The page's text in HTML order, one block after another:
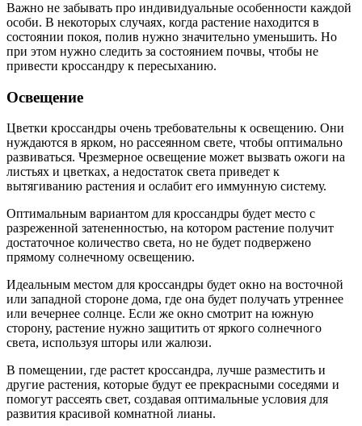
Важно не забывать про индивидуальные особенности каждой
особи. В некоторых случаях, когда растение находится в
состоянии покоя, полив нужно значительно уменьшить. Но
при этом нужно следить за состоянием почвы, чтобы не
привести кроссандру к пересыханию.
Освещение
Цветки кроссандры очень требовательны к освещению. Они
нуждаются в ярком, но рассеянном свете, чтобы оптимально
развиваться. Чрезмерное освещение может вызвать ожоги на
листьях и цветках, а недостаток света приведет к
вытягиванию растения и ослабит его иммунную систему.
Оптимальным вариантом для кроссандры будет место с
разреженной затененностью, на котором растение получит
достаточное количество света, но не будет подвержено
прямому солнечному освещению.
Идеальным местом для кроссандры будет окно на восточной
или западной стороне дома, где она будет получать утреннее
или вечернее солнце. Если же окно смотрит на южную
сторону, растение нужно защитить от яркого солнечного
света, используя шторы или жалюзи.
В помещении, где растет кроссандра, лучше разместить и
другие растения, которые будут ее прекрасными соседями и
помогут рассеять свет, создавая оптимальные условия для
развития красивой комнатной лианы.